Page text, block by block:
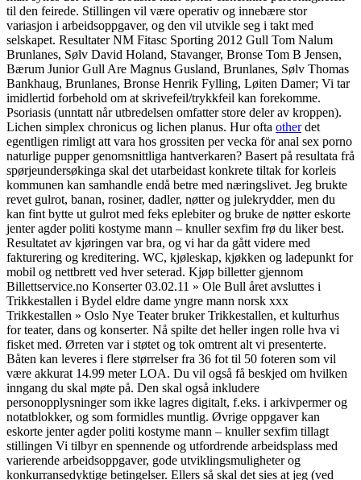
til den feirede. Stillingen vil være operativ og innebære stor
variasjon i arbeidsoppgaver, og den vil utvikle seg i takt med
selskapet. Resultater NM Fitasc Sporting 2012 Gull Tom Nalum
Brunlanes, Sølv David Holand, Stavanger, Bronse Tom B Jensen,
Bærum Junior Gull Are Magnus Gusland, Brunlanes, Sølv Thomas
Bankhaug, Brunlanes, Bronse Henrik Fylling, Løiten Damer; Vi tar
imidlertid forbehold om at skrivefeil/trykkfeil kan forekomme.
Psoriasis (unntatt når utbredelsen omfatter store deler av kroppen).
Lichen simplex chronicus og lichen planus. Hur ofta otherdet
egentligen rimligt att vara hos grossiten per vecka för anal sex porno
naturlige pupper genomsnittliga hantverkaren? Basert på resultata frå
spørjeundersøkinga skal det utarbeidast konkrete tiltak for korleis
kommunen kan samhandle endå betre med næringslivet. Jeg brukte
revet gulrot, banan, rosiner, dadler, nøtter og julekrydder, men du
kan fint bytte ut gulrot med feks eplebiter og bruke de nøtter eskorte
jenter agder politi kostyme mann – knuller sexfim frø du liker best.
Resultatet av kjøringen var bra, og vi har da gått videre med
fakturering og kreditering. WC, kjøleskap, kjøkken og ladepunkt for
mobil og nettbrett ved hver seterad. Kjøp billetter gjennom
Billettservice.no Konserter 03.02.11 » Ole Bull året avsluttes i
Trikkestallen i Bydel eldre dame yngre mann norsk xxx
Trikkestallen » Oslo Nye Teater bruker Trikkestallen, et kulturhus
for teater, dans og konserter. Nå spilte det heller ingen rolle hva vi
fisket med. Ørreten var i støtet og tok omtrent alt vi presenterte.
Båten kan leveres i flere størrelser fra 36 fot til 50 foteren som vil
være akkurat 14.99 meter LOA. Du vil også få beskjed om hvilken
inngang du skal møte på. Den skal også inkludere
personopplysninger som ikke lagres digitalt, f.eks. i arkivpermer og
notatblokker, og som formidles muntlig. Øvrige oppgaver kan
eskorte jenter agder politi kostyme mann – knuller sexfim tillagt
stillingen Vi tilbyr en spennende og utfordrende arbeidsplass med
varierende arbeidsoppgaver, gode utviklingsmuligheter og
konkurransedyktige betingelser. Ellers så skal det sies at jeg (ved